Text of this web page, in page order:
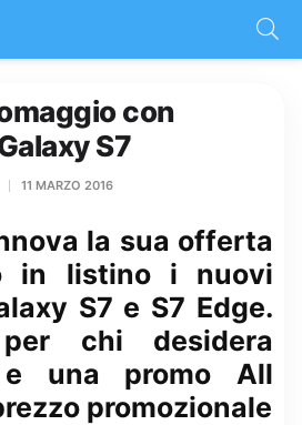
con
S7
11 MARZO 2016
la sua offerta
in listino i nuovi
S7 e S7 Edge.
chi desidera
e una promo All
promozionale